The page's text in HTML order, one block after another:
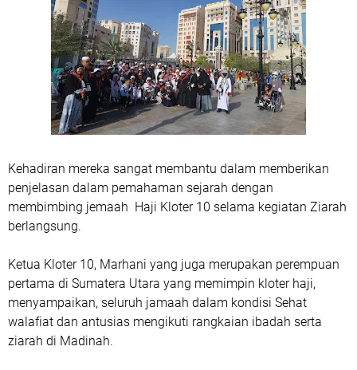
Kehadiran mereka sangat membantu dalam memberikan
penjelasan dalam pemahaman sejarah dengan
membimbing jemaah Haji Kloter 10 selama kegiatan Ziarah
berlangsung.
Ketua Kloter 10, Marhani yang juga merupakan perempuan
pertama di Sumatera Utara yang memimpin kloter haji,
menyampaikan, seluruh jamaah dalam kondisi Sehat
walafiat dan antusias mengikuti rangkaian ibadah serta
ziarah di Madinah.